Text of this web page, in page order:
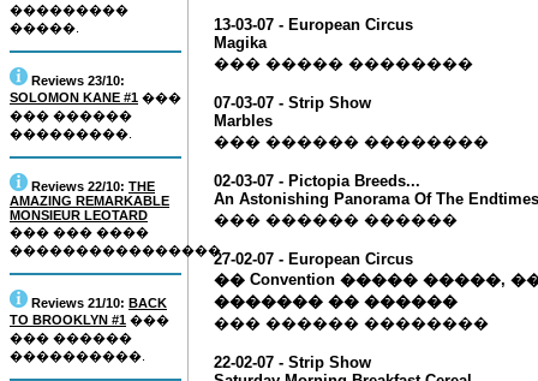
���������
�����.
Reviews 23/10:
SOLOMON KANE #1 ���
��� ������
���������.
Reviews 22/10: THE
AMAZING REMARKABLE
MONSIEUR LEOTARD
��� ��� ����
����������������.
Reviews 21/10: BACK
TO BROOKLYN #1 ���
��� ������
����������.
13-03-07 - European Circus
Magika
��� ����� ��������
07-03-07 - Strip Show
Marbles
��� ������ ��������
02-03-07 - Pictopia Breeds...
An Astonishing Panorama Of The Endtimes
��� ������ ������
27-02-07 - European Circus
�� Convention �����
������� �� ������
��� ������ ��������
22-02-07 - Strip Show